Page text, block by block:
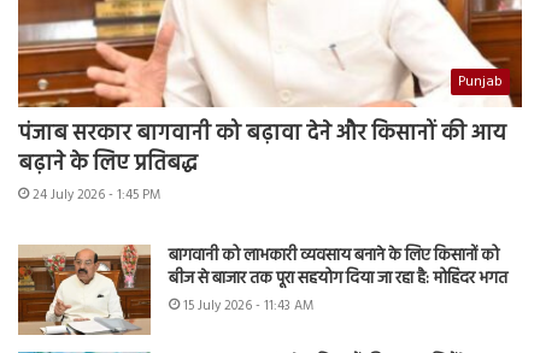
Punjab
पंजाब सरकार बागवानी को बढ़ावा देने और किसानों की आय
बढ़ाने के लिए प्रतिबद्ध
24 July 2026 - 1:45 PM
बागवानी को लाभकारी व्यवसाय बनाने के लिए किसानों को
बीज से बाजार तक पूरा सहयोग दिया जा रहा है: मोहिंदर भगत
15 July 2026 - 11:43 AM